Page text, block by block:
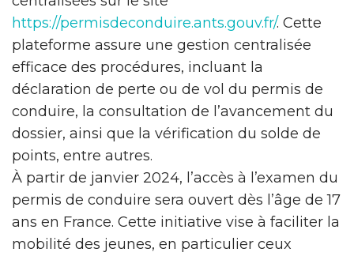
https://permisdeconduire.ants.gouv.fr/. Cette
plateforme assure une gestion centralisée
efficace des procédures, incluant la
déclaration de perte ou de vol du permis de
conduire, la consultation de l’avancement du
dossier, ainsi que la vérification du solde de
points, entre autres.
À partir de janvier 2024, l’accès à l’examen du
permis de conduire sera ouvert dès l’âge de 17
ans en France. Cette initiative vise à faciliter la
mobilité des jeunes, en particulier ceux